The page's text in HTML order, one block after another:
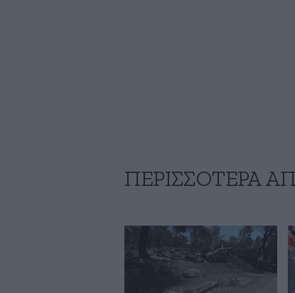
ΠΕΡΙΣΣΟΤΕΡΑ